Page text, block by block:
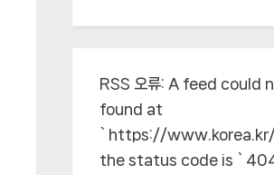
RSS 오류: A feed could
found at
`https://
the status code is